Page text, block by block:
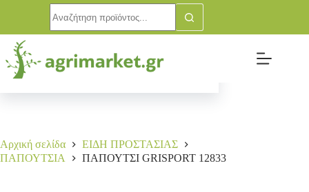
ΠΑΠΟΥΤΣΙ GRISPORT 12833
€
Αρχική σελίδα
ΕΙΔΗ ΠΡΟΣΤΑΣΙΑΣ
ΠΑΠΟΥΤΣΙΑ
ΠΑΠΟΥΤΣΙ GRISPORT 12833